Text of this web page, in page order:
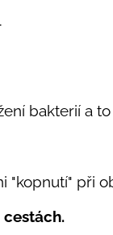
bakterií a
"kopnutí" při
cestách.